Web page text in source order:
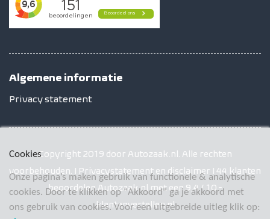
Algemene informatie
Privacy statement
Copyright 2019 door Autozaak.nl. Alle rechten
voorbehouden. I Privacystatement en disclaimer I 44 klanten
beoordelen Autozaak.nl met een 9,4 / 10 -
klantenvertellen.nl
Cookies
Onze pagina’s maken gebruik van functionele & analytische
cookies. Door te klikken op "Akkoord" ga je akkoord met
ons gebruik van cookies. Voor een uitgebreide uitleg klik op: